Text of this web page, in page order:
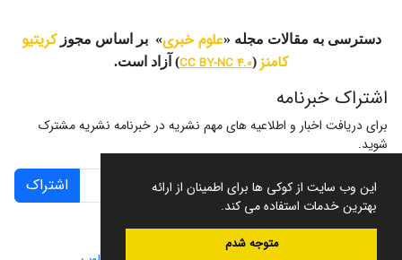
این وب سایت از کوکی ها برای اطمینان از ارائه
بهترین خدمات استفاده می کند.
متوجه شدم
دسترسی به مقالات مجله «علوم خبری» بر اساس مجوزکریتیو
کامنز (
CC BY-NC 4.0) آزاد است.
اشتراک خبرنامه
برای دریافت اخبار و اطلاعیه های مهم نشریه در خبرنامه نشریه مشترک
شوید.
اشتراک